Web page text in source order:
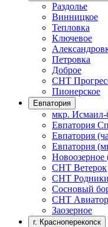
Раздолье
Винницкое
Тепловка
Ключевое
Петровка
Доброе
СНТ
Пионерское
Евпатория
мкр. Исмаил-
Евпатория
Евпатория
Евпатория
Новоозерное
СНТ Ветерок
СНТ Родники
Сосновый
СНТ Авиатор
Заозерное
г. Красноперекопск